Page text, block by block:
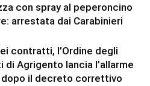
con spray al peperoncino
arrestata dai Carabinieri
contratti, l’Ordine degli
Agrigento lancia l’allarme
dopo il decreto correttivo